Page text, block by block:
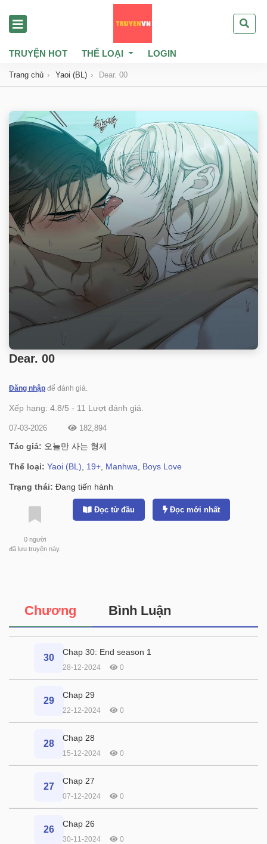
TRUYỆN HOT THỂ LOẠI LOGIN
Trang chủ Yaoi (BL) Dear. 00
Dear. 00
Đăng nhập để đánh giá.
Xếp hạng: 4.8/5 - 11 Lượt đánh giá.
07-03-2026 182,894
Tác giả: 오늘만 사는 형제
Thể loại: Yaoi (BL) 19+ Manhwa Boys Love
Trạng thái: Đang tiến hành
0 người
đã lưu truyện này.
Đọc từ đầu Đọc mới nhất
Chương Bình Luận
30
Chap 30: End season 1
28-12-2024 0
29
Chap 29
22-12-2024 0
28
Chap 28
15-12-2024 0
27
Chap 27
07-12-2024 0
26
Chap 26
30-11-2024 0